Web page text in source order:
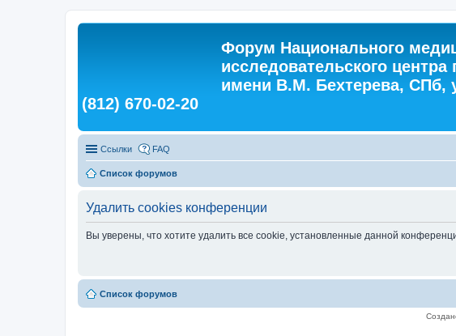
Форум Национального
исследовательского
имени В.М. Бехтерева, СПб,
(812) 670-02-20
Ссылки FAQ
Список форумов
Удалить cookies конференции
Вы уверены, что хотите удалить все cookie, установленные данной
Список форумов